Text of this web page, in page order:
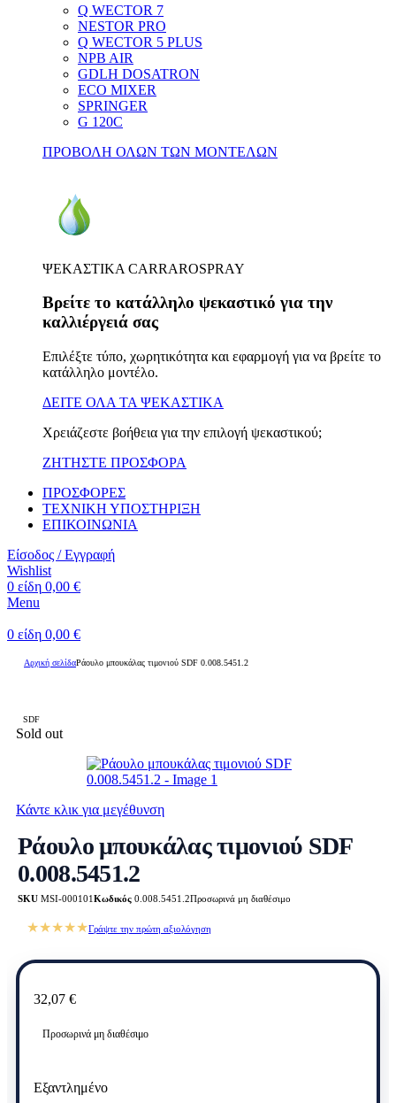
Q WECTOR 7
NESTOR PRO
Q WECTOR 5 PLUS
NPB AIR
GDLH DOSATRON
ECO MIXER
SPRINGER
G 120C
ΠΡΟΒΟΛΗ ΟΛΩΝ ΤΩΝ ΜΟΝΤΕΛΩΝ
ΨΕΚΑΣΤΙΚΑ CARRAROSPRAY
Βρείτε το κατάλληλο ψεκαστικό για την
καλλιέργειά σας
Επιλέξτε τύπο, χωρητικότητα και εφαρμογή για να βρείτε το
κατάλληλο μοντέλο.
ΔΕΙΤΕ ΟΛΑ ΤΑ ΨΕΚΑΣΤΙΚΑ
Χρειάζεστε βοήθεια για την επιλογή ψεκαστικού;
ΖΗΤΗΣΤΕ ΠΡΟΣΦΟΡΑ
ΠΡΟΣΦΟΡΕΣ
ΤΕΧΝΙΚΗ ΥΠΟΣΤΗΡΙΞΗ
ΕΠΙΚΟΙΝΩΝΙΑ
Είσοδος / Εγγραφή
Wishlist
0 είδη 0,00 €
Menu
0 είδη 0,00 €
Αρχική σελίδαΡάουλο μπουκάλας τιμονιού SDF 0.008.5451.2
SDF
Sold out
Κάντε κλικ για μεγέθυνση
Ράουλο μπουκάλας τιμονιού SDF
0.008.5451.2
SKU MSI-000101Κωδικός 0.008.5451.2Προσωρινά μη διαθέσιμο
★★★★★Γράψτε την πρώτη αξιολόγηση
32,07 €
Προσωρινά μη διαθέσιμο
Εξαντλημένο